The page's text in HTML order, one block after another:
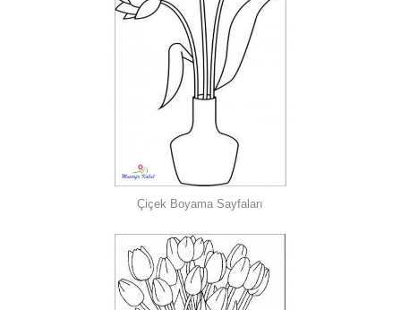
Çiçek Boyama Sayfaları